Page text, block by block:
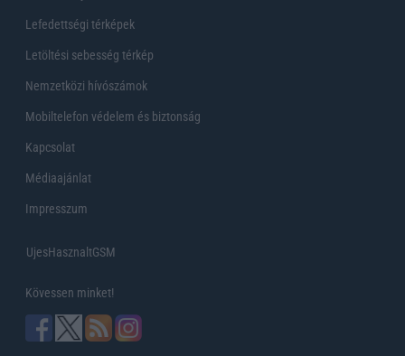
Lefedettségi térképek
Letöltési sebesség térkép
Nemzetközi hívószámok
Mobiltelefon védelem és biztonság
Kapcsolat
Médiaajánlat
Impresszum
UjesHasznaltGSM
Kövessen minket!